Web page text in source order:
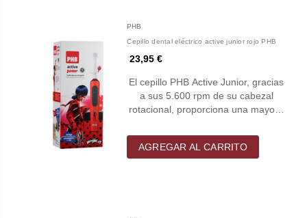
PHB
Cepillo dental eléctrico active junior rojo PHB
23,95 €
El cepillo PHB Active Junior, gracias
a sus 5.600 rpm de su cabezal
rotacional, proporciona una mayo…
AGREGAR AL CARRITO